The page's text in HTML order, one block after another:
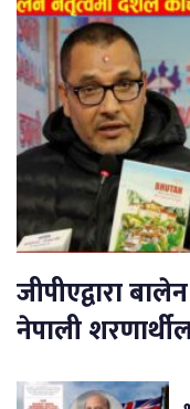
जीपीएद्वारा
नेपाली